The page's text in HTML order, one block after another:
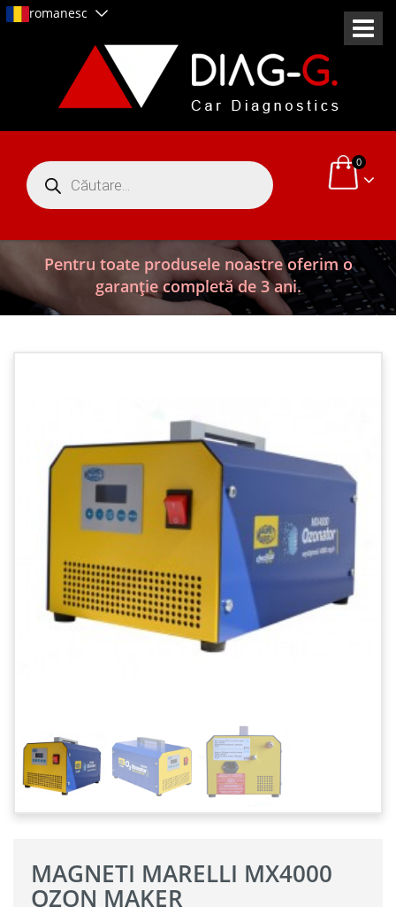
romanesc
Products
search
0
Pentru toate produsele noastre oferim o
garanție completă de 3 ani.
MAGNETI MARELLI MX4000
OZON MAKER